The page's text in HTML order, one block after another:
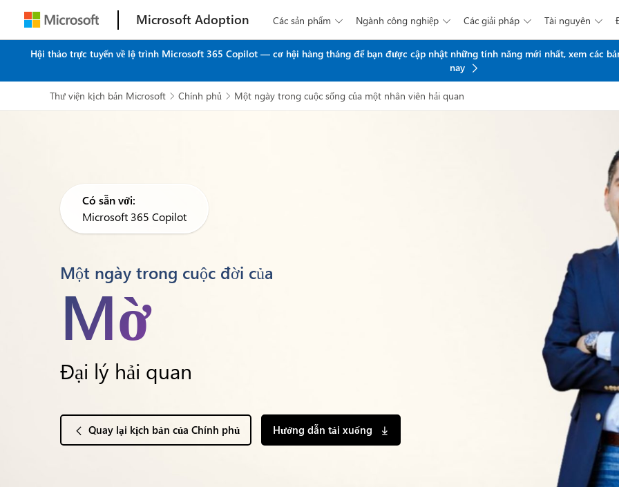
Chuyển đến nội dung chính
Microsoft Adoption Các sản phẩm  Ngành công nghiệp  Các giải pháp  Tài nguyên 
Hội thảo trực tuyến về lộ trình Microsoft 365 Copilot — cơ hội hàng tháng để bạn được cập nhật những tính năng mới nhất, xem các
nay
Thư viện kịch bản Microsoft  Chính phủ  Một ngày trong cuộc sống của một nhân viên hải quan
Có sẵn với:
Microsoft 365 Copilot
Một ngày trong cuộc đời của
Mờ
Đại lý hải quan
Quay lại kịch bản của Chính phủ Hướng dẫn tải xuống